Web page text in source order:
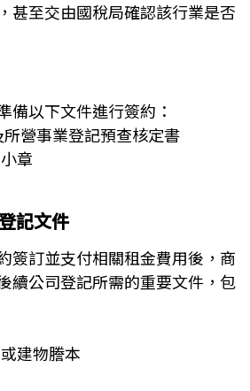
甚至交由國稅局確認該行業是否
備以下文件進行簽約：
營事業登記預查核定書
章
記文件
簽訂並支付相關租金費用後，商
續公司登記所需的重要文件，包
建物謄本